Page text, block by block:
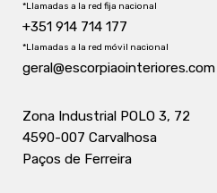
*Llamadas a la red fija nacional
+351 914 714 177
*Llamadas a la red móvil nacional
geral@escorpiaointeriores.com
Zona Industrial POLO 3, 72
4590-007 Carvalhosa
Paços de Ferreira